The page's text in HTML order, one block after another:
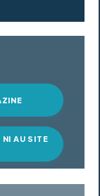
NI AU SITE